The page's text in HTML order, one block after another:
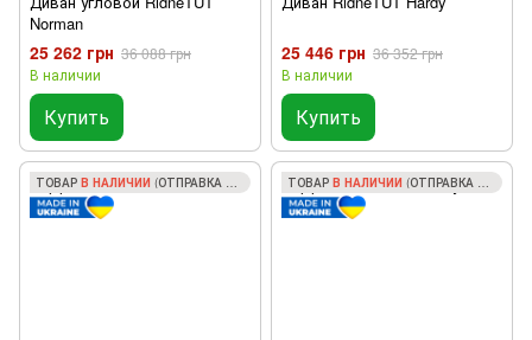
Norman
25 262 грн 36 088 грн
В наличии
Купить
25 446 грн 36 352 грн
В наличии
Купить
ТОВАР В НАЛИЧИИ (ОТПРАВКА ЗА 1 ДЕНЬ) ТОВАР В НАЛИЧИИ (ОТПРАВКА ЗА 1 ДЕНЬ)